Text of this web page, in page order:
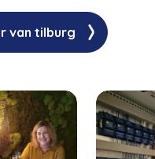
van tilburg